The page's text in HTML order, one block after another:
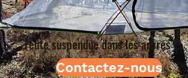
Tente suspendue dans les arbres
Contactez-nous